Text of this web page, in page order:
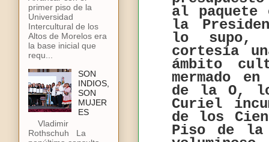
al paquete
la
lo supo,
cortesía
ámbito
mermado
de la O, lo
Curiel
de los Cien
Piso de la
primer piso de la
Universidad
Intercultural de los
Altos de Morelos era
la base inicial que
requ...
SON
INDIOS,
SON
MUJER
ES
Vladimir
Rothschuh La